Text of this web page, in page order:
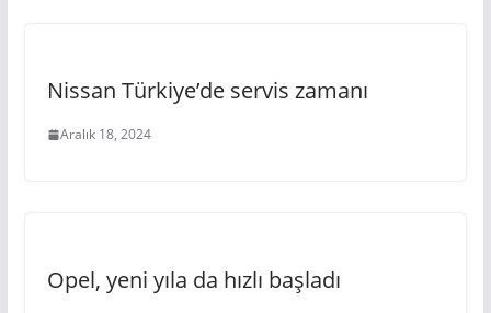
Nissan Türkiye’de servis zamanı
Aralık 18, 2024
Opel, yeni yıla da hızlı başladı